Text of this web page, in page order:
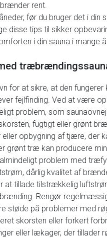
rent.
før du bruger det i
disse tips til sikker
i din sauna i mange
for at sikre, at den
fejlfinding. Ved at være
problem, som
fugtigt eller grønt
opbygning af tjære,
træ kan producere
problem med
dårlig kvalitet af
at tillade tilstrækkelig
Rengør
støde på problemer med
skorsten eller forkert
eller lækager, der